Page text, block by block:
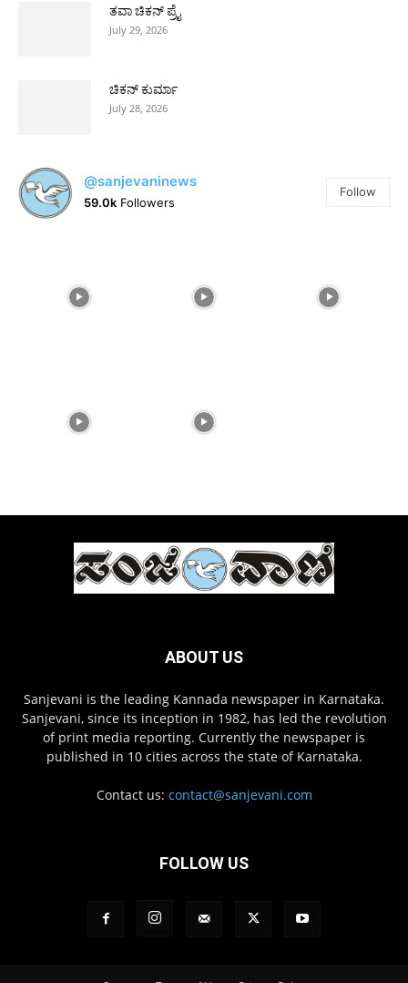
ತವಾ ಚಿಕನ್ ಪ್ರೈ
July 29, 2026
ಚಿಕನ್ ಕುರ್ಮಾ
July 28, 2026
@sanjevaninews
59.0k Followers
Follow
ABOUT US
Sanjevani is the leading Kannada newspaper in Karnataka.
Sanjevani, since its inception in 1982, has led the revolution
of print media reporting. Currently the newspaper is
published in 10 cities across the state of Karnataka.
Contact us: contact@sanjevani.com
FOLLOW US